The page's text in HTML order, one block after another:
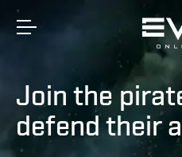
Join the
defend their